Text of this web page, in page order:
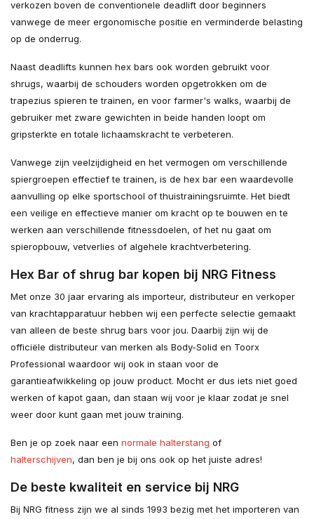
verkozen boven de conventionele deadlift door beginners
vanwege de meer ergonomische positie en verminderde belasting
op de onderrug.
Naast deadlifts kunnen hex bars ook worden gebruikt voor
shrugs, waarbij de schouders worden opgetrokken om de
trapezius spieren te trainen, en voor farmer's walks, waarbij de
gebruiker met zware gewichten in beide handen loopt om
gripsterkte en totale lichaamskracht te verbeteren.
Vanwege zijn veelzijdigheid en het vermogen om verschillende
spiergroepen effectief te trainen, is de hex bar een waardevolle
aanvulling op elke sportschool of thuistrainingsruimte. Het biedt
een veilige en effectieve manier om kracht op te bouwen en te
werken aan verschillende fitnessdoelen, of het nu gaat om
spieropbouw, vetverlies of algehele krachtverbetering.
Hex Bar of shrug bar kopen bij NRG Fitness
Met onze 30 jaar ervaring als importeur, distributeur en verkoper
van krachtapparatuur hebben wij een perfecte selectie gemaakt
van alleen de beste shrug bars voor jou. Daarbij zijn wij de
officiële distributeur van merken als Body-Solid en Toorx
Professional waardoor wij ook in staan voor de
garantieafwikkeling op jouw product. Mocht er dus iets niet goed
werken of kapot gaan, dan staan wij voor je klaar zodat je snel
weer door kunt gaan met jouw training.
Ben je op zoek naar een normale halterstang of
halterschijven, dan ben je bij ons ook op het juiste adres!
De beste kwaliteit en service bij NRG
Bij NRG fitness zijn we al sinds 1993 bezig met het importeren van